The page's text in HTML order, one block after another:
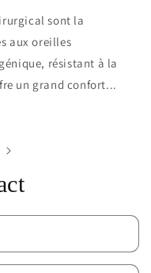
sont la
aux oreilles
résistant à la
un grand confort...